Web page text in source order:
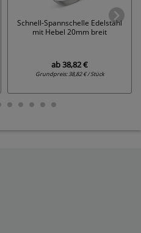
Schnell-Spannschelle Edelstahl
mit Hebel 20mm breit
ab38,82 €
Grundpreis:38,82 € / Stück